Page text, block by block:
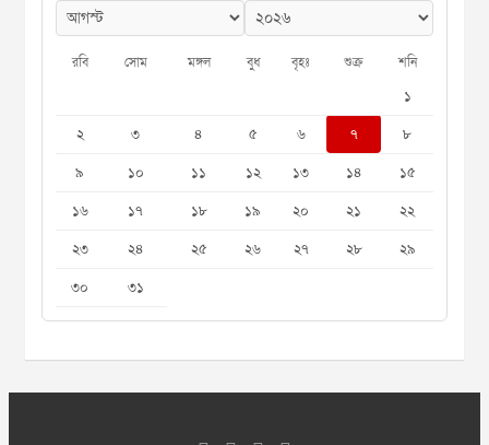
রবি সোম মঙ্গল বুধ বৃহঃ শুক্র শনি
১
২
৩ ৪ ৫ ৬ ৭
৮
৯
১০ ১১ ১২ ১৩ ১৪
১৫
১৬
১৭ ১৮ ১৯ ২০ ২১
২২
২৩
২৪ ২৫ ২৬ ২৭ ২৮
২৯
৩০
৩১